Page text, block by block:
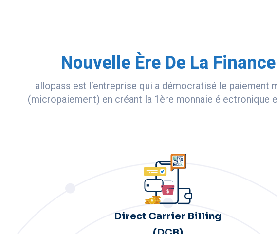
Nouvelle Ère De La Finance
allopass est l’entreprise qui a démocratisé le paiement
(micropaiement) en créant la 1ère monnaie électronique
Direct Carrier Billing